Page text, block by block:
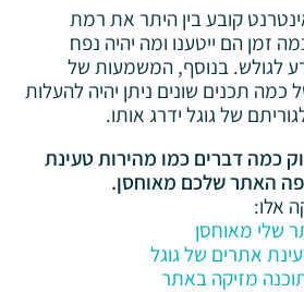
קובע בין היתר את רמת
הם ייטענו ומה יהיה נפח
לגולש. בנוסף, המשמעות של
כמה תכנים שונים ניתן יהיה להעלות
של גוגל ידרג אותו.
כמה דברים כמו מהירות טעינת
האתר שלכם מאוחסן.
אלו:
שלי מאוחסן
אתרים של גוגל
מזיקה באתר